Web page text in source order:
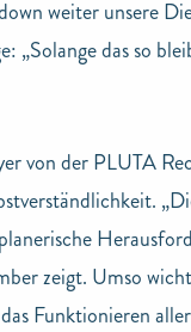
weiter unsere
„Solange das so
von der PLUTA
zeigt. Umso
Funktionieren